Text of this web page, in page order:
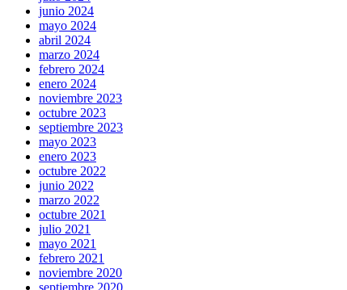
junio 2024
mayo 2024
abril 2024
marzo 2024
febrero 2024
enero 2024
noviembre 2023
octubre 2023
septiembre 2023
mayo 2023
enero 2023
octubre 2022
junio 2022
marzo 2022
octubre 2021
julio 2021
mayo 2021
febrero 2021
noviembre 2020
septiembre 2020